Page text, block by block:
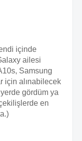
içinde
ailesi
Samsung
için alınabilecek
gördüm ya
en